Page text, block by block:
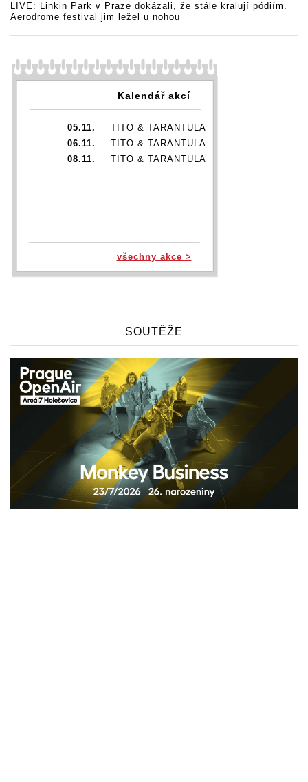
LIVE: Linkin Park v Praze dokázali, že stále kralují pódiím.
Aerodrome festival jim ležel u nohou
Kalendář akcí
05.11.
TITO & TARANTULA
06.11.
TITO & TARANTULA
08.11.
TITO & TARANTULA
všechny akce >
SOUTĚŽE